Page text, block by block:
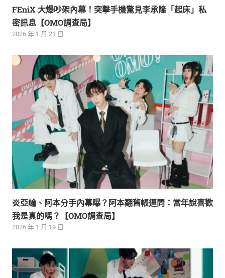
FEniX 大爆吵架內幕！突擊手機驚見李承隆「起床」私
密訊息【OMO調查局】
2026 年 1 月 21 日
炎亞綸、阿本分手內幕曝？阿本翻舊帳逼問：當年說喜歡
我是真的嗎？【OMO調查局】
2026 年 1 月 19 日